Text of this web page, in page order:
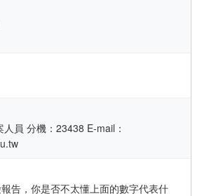
員 分機：23438 E-mail：
，你是否不太懂上面的數字代表什